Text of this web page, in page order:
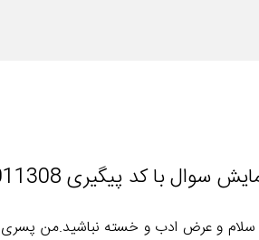
سوال با کد پیگیری 66011308